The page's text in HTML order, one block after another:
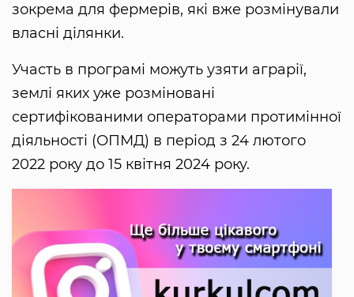
зокрема для фермерів, які вже розмінували
власні ділянки.
Участь в програмі можуть узяти аграрії,
землі яких уже розміновані
сертифікованими операторами протимінної
діяльності (ОПМД) в період з 24 лютого
2022 року до 15 квітня 2024 року.